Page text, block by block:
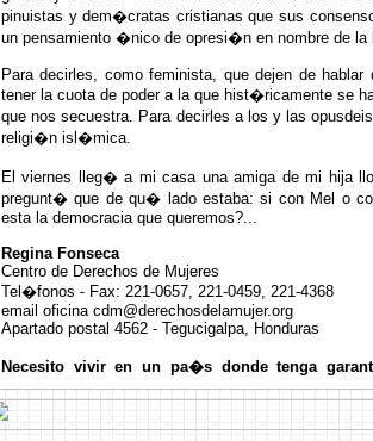
pinuistas y dem�cratas cristianas que sus
un pensamiento �nico de opresi�n en nombre de la
Para decirles, como feminista, que dejen de
tener la cuota de poder a la que hist�ricamente se
que nos secuestra. Para decirles a los y las
religi�n isl�mica.
El viernes lleg� a mi casa una amiga de mi hija
pregunt� que de qu� lado estaba: si con Mel o
esta la democracia que queremos?...
Regina Fonseca
Centro de Derechos de Mujeres
Tel�fonos - Fax: 221-0657, 221-0459, 221-4368
email oficina cdm@derechosdelamujer.org
Apartado postal 4562 - Tegucigalpa, Honduras
Necesito vivir en un pa�s donde tenga
convenci�n de los derechos de la juventud
americana de derechos humanos para las
terrorismo... La tortura... La desaparici�n